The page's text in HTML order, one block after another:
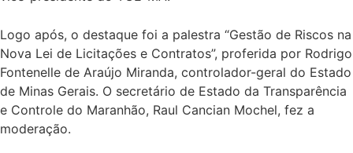
Logo após, o destaque foi a palestra “Gestão de Riscos na
Nova Lei de Licitações e Contratos”, proferida por Rodrigo
Fontenelle de Araújo Miranda, controlador-geral do Estado
de Minas Gerais. O secretário de Estado da Transparência
e Controle do Maranhão, Raul Cancian Mochel, fez a
moderação.